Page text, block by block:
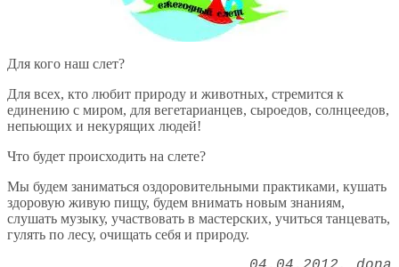
Для кого наш слет?
Для всех, кто любит природу и животных, стремится к
единению с миром, для вегетарианцев, сыроедов, солнцеедов,
непьющих и некурящих людей!
Что будет происходить на слете?
Мы будем заниматься оздоровительными практиками, кушать
здоровую живую пищу, будем внимать новым знаниям,
слушать музыку, участвовать в мастерских, учиться танцевать,
гулять по лесу, очищать себя и природу.